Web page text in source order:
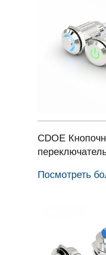
CDOE
светодиодной
Посмотреть